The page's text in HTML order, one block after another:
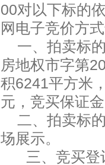
00对以下标的
网电子竞价方式
一、拍卖标
房地权市字第
积6241平方米
元，竞买保证
二、拍卖标
场展示。
三、竞买